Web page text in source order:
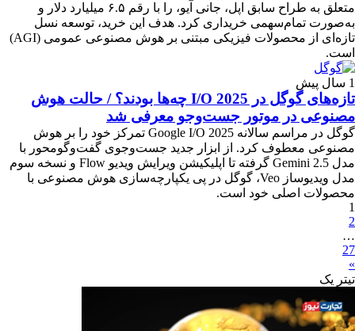
متعلق به طراح سابق اپل، جانی آیو، را با رقم ۶.۵ میلیارد دلار و
به‌صورت تمام‌سهمی خریداری کرد. هدف این خرید، توسعه نسل
تازه‌ای از محصولات فیزیکی مبتنی بر هوش مصنوعی عمومی (AGI)
است.
1 سال پیش
تازه‌های گوگل در I/O 2025 چه‌ها بودند؟ / حالت هوش
مصنوعی در موتور جست‌وجو معرفی شد
گوگل در مراسم سالانه Google I/O 2025 تمرکز خود را بر هوش
مصنوعی معطوف کرد. از ابزار جدید جست‌وجوی گفت‌وگومحور با
مدل Gemini 2.5 گرفته تا اپلیکیشن ویرایش ویدیو Flow و نسخه سوم
مدل ویدیوساز Veo، گوگل در پی یکپارچه‌سازی هوش مصنوعی با
محصولات اصلی خود است.
1
2
…
27
»
تیترِ یک